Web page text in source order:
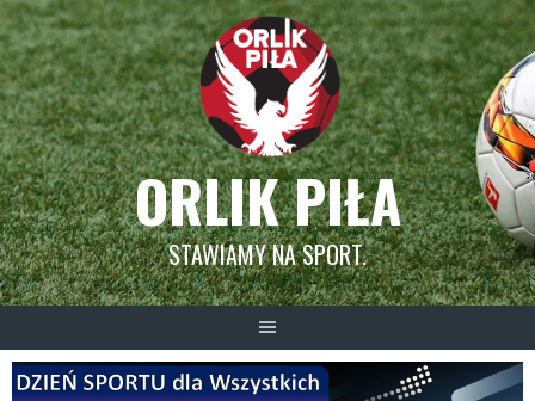
Skip
to
content
ORLIK PIŁA
STAWIAMY NA SPORT.